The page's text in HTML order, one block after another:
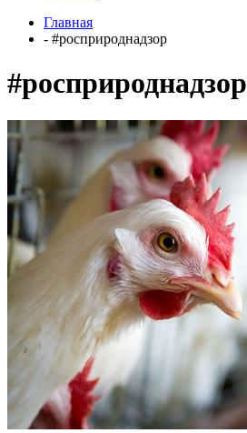
Главная
- #росприроднадзор
#росприроднадзор